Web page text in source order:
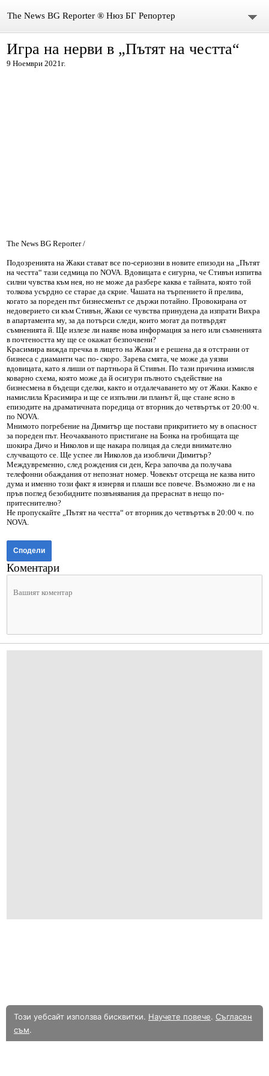
The News BG Reporter ® Нюз БГ Репортер
НОВИНИ
РЕДАКЦИОННА ПОЛИТИКА НА THE NEWS BG REPORTER
Игра на нерви в „Пътят на честта“
9 Ноември 2021г.
The News BG Reporter /
Подозренията на Жаки стават все по-сериозни в новите епизоди на „Пътят
на честта“ тази седмица по NOVA. Вдовицата е сигурна, че Стивън изпитва
силни чувства към нея, но не може да разбере каква е тайната, която той
толкова усърдно се старае да скрие. Чашата на търпението й прелива,
когато за пореден път бизнесменът се държи потайно. Провокирана от
недоверието си към Стивън, Жаки се чувства принудена да изпрати Вихра
в апартамента му, за да потърси следи, които могат да потвърдят
съмненията й. Ще излезе ли наяве нова информация за него или съмненията
в почтеността му ще се окажат безпочвени?
Красимира вижда пречка в лицето на Жаки и е решена да я отстрани от
бизнеса с диаманти час по- скоро. Зарева смята, че може да уязви
вдовицата, като я лиши от партньора й Стивън. По тази причина измисля
коварно схема, която може да й осигури пълното съдействие на
бизнесмена в бъдещи сделки, както и отдалечаването му от Жаки. Какво е
намислила Красимира и ще се изпълни ли планът й, ще стане ясно в
епизодите на драматичната поредица от вторник до четвъртък от 20:00 ч.
по NOVA.
Мнимото погребение на Димитър ще постави прикритието му в опасност
за пореден път. Неочакваното пристигане на Бонка на гробищата ще
шокира Дичо и Николов и ще накара полицая да следи внимателно
случващото се. Ще успее ли Николов да изобличи Димитър?
Междувременно, след рождения си ден, Кера започва да получава
телефонни обаждания от непознат номер. Човекът отсреща не казва нито
дума и именно този факт я изнервя и плаши все повече. Възможно ли е на
пръв поглед безобидните позвънявания да прераснат в нещо по-
притеснително?
Не пропускайте „Пътят на честта“ от вторник до четвъртък в 20:00 ч. по
NOVA.
Сподели
Коментари
Този уебсайт използва бисквитки. Научете повече. Съгласен
съм.